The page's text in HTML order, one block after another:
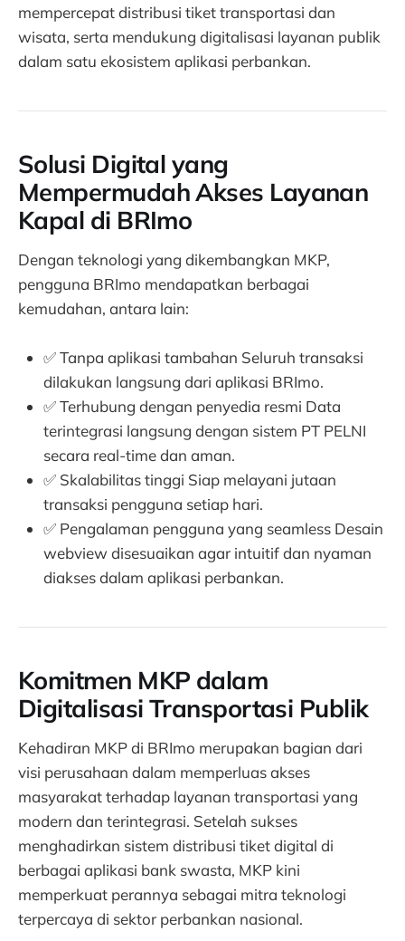
mempercepat distribusi tiket transportasi dan
wisata, serta mendukung digitalisasi layanan publik
dalam satu ekosistem aplikasi perbankan.
Solusi Digital yang
Mempermudah Akses Layanan
Kapal di BRImo
Dengan teknologi yang dikembangkan MKP,
pengguna BRImo mendapatkan berbagai
kemudahan, antara lain:
✅ Tanpa aplikasi tambahan Seluruh transaksi
dilakukan langsung dari aplikasi BRImo.
✅ Terhubung dengan penyedia resmi Data
terintegrasi langsung dengan sistem PT PELNI
secara real-time dan aman.
✅ Skalabilitas tinggi Siap melayani jutaan
transaksi pengguna setiap hari.
✅ Pengalaman pengguna yang seamless Desain
webview disesuaikan agar intuitif dan nyaman
diakses dalam aplikasi perbankan.
Komitmen MKP dalam
Digitalisasi Transportasi Publik
Kehadiran MKP di BRImo merupakan bagian dari
visi perusahaan dalam memperluas akses
masyarakat terhadap layanan transportasi yang
modern dan terintegrasi. Setelah sukses
menghadirkan sistem distribusi tiket digital di
berbagai aplikasi bank swasta, MKP kini
memperkuat perannya sebagai mitra teknologi
terpercaya di sektor perbankan nasional.